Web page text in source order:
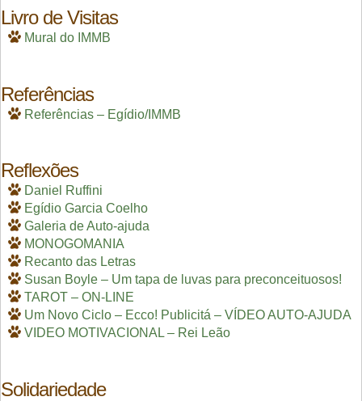
Livro de Visitas
Mural do IMMB
Referências
Referências – Egídio/IMMB
Reflexões
Daniel Ruffini
Egídio Garcia Coelho
Galeria de Auto-ajuda
MONOGOMANIA
Recanto das Letras
Susan Boyle – Um tapa de luvas para preconceituosos!
TAROT – ON-LINE
Um Novo Ciclo – Ecco! Publicitá – VÍDEO AUTO-AJUDA
VIDEO MOTIVACIONAL – Rei Leão
Solidariedade